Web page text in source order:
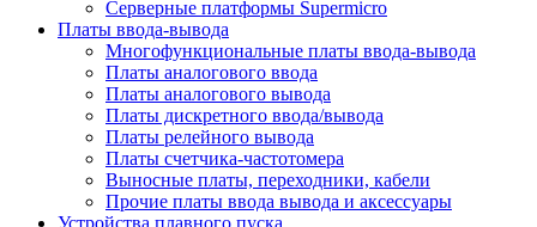
Серверные платформы Supermicro
Платы ввода-вывода
Многофункциональные платы ввода-вывода
Платы аналогового ввода
Платы аналогового вывода
Платы дискретного ввода/вывода
Платы релейного вывода
Платы счетчика-частотомера
Выносные платы, переходники, кабели
Прочие платы ввода вывода и аксессуары
Устройства плавного пуска